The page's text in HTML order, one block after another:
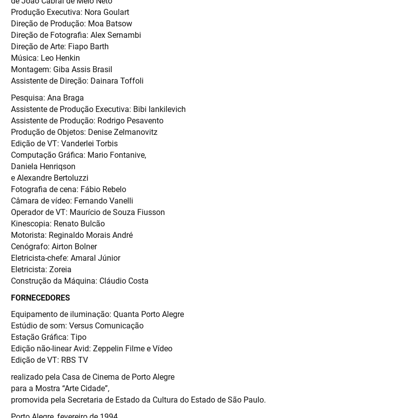
Produção Executiva: Nora Goulart
Direção de Produção: Moa Batsow
Direção de Fotografia: Alex Sernambi
Direção de Arte: Fiapo Barth
Música: Leo Henkin
Montagem: Giba Assis Brasil
Assistente de Direção: Dainara Toffoli
Pesquisa: Ana Braga
Assistente de Produção Executiva: Bibi Iankilevich
Assistente de Produção: Rodrigo Pesavento
Produção de Objetos: Denise Zelmanovitz
Edição de VT: Vanderlei Torbis
Computação Gráfica: Mario Fontanive,
Daniela Henriqson
e Alexandre Bertoluzzi
Fotografia de cena: Fábio Rebelo
Câmara de vídeo: Fernando Vanelli
Operador de VT: Maurício de Souza Fiusson
Kinescopia: Renato Bulcão
Motorista: Reginaldo Morais André
Cenógrafo: Airton Bolner
Eletricista-chefe: Amaral Júnior
Eletricista: Zoreia
Construção da Máquina: Cláudio Costa
FORNECEDORES
Equipamento de iluminação: Quanta Porto Alegre
Estúdio de som: Versus Comunicação
Estação Gráfica: Tipo
Edição não-linear Avid: Zeppelin Filme e Vídeo
Edição de VT: RBS TV
realizado pela Casa de Cinema de Porto Alegre
para a Mostra “Arte Cidade”,
promovida pela Secretaria de Estado da Cultura do Estado de São Paulo.